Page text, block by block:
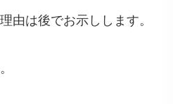
由は後でお示しします。